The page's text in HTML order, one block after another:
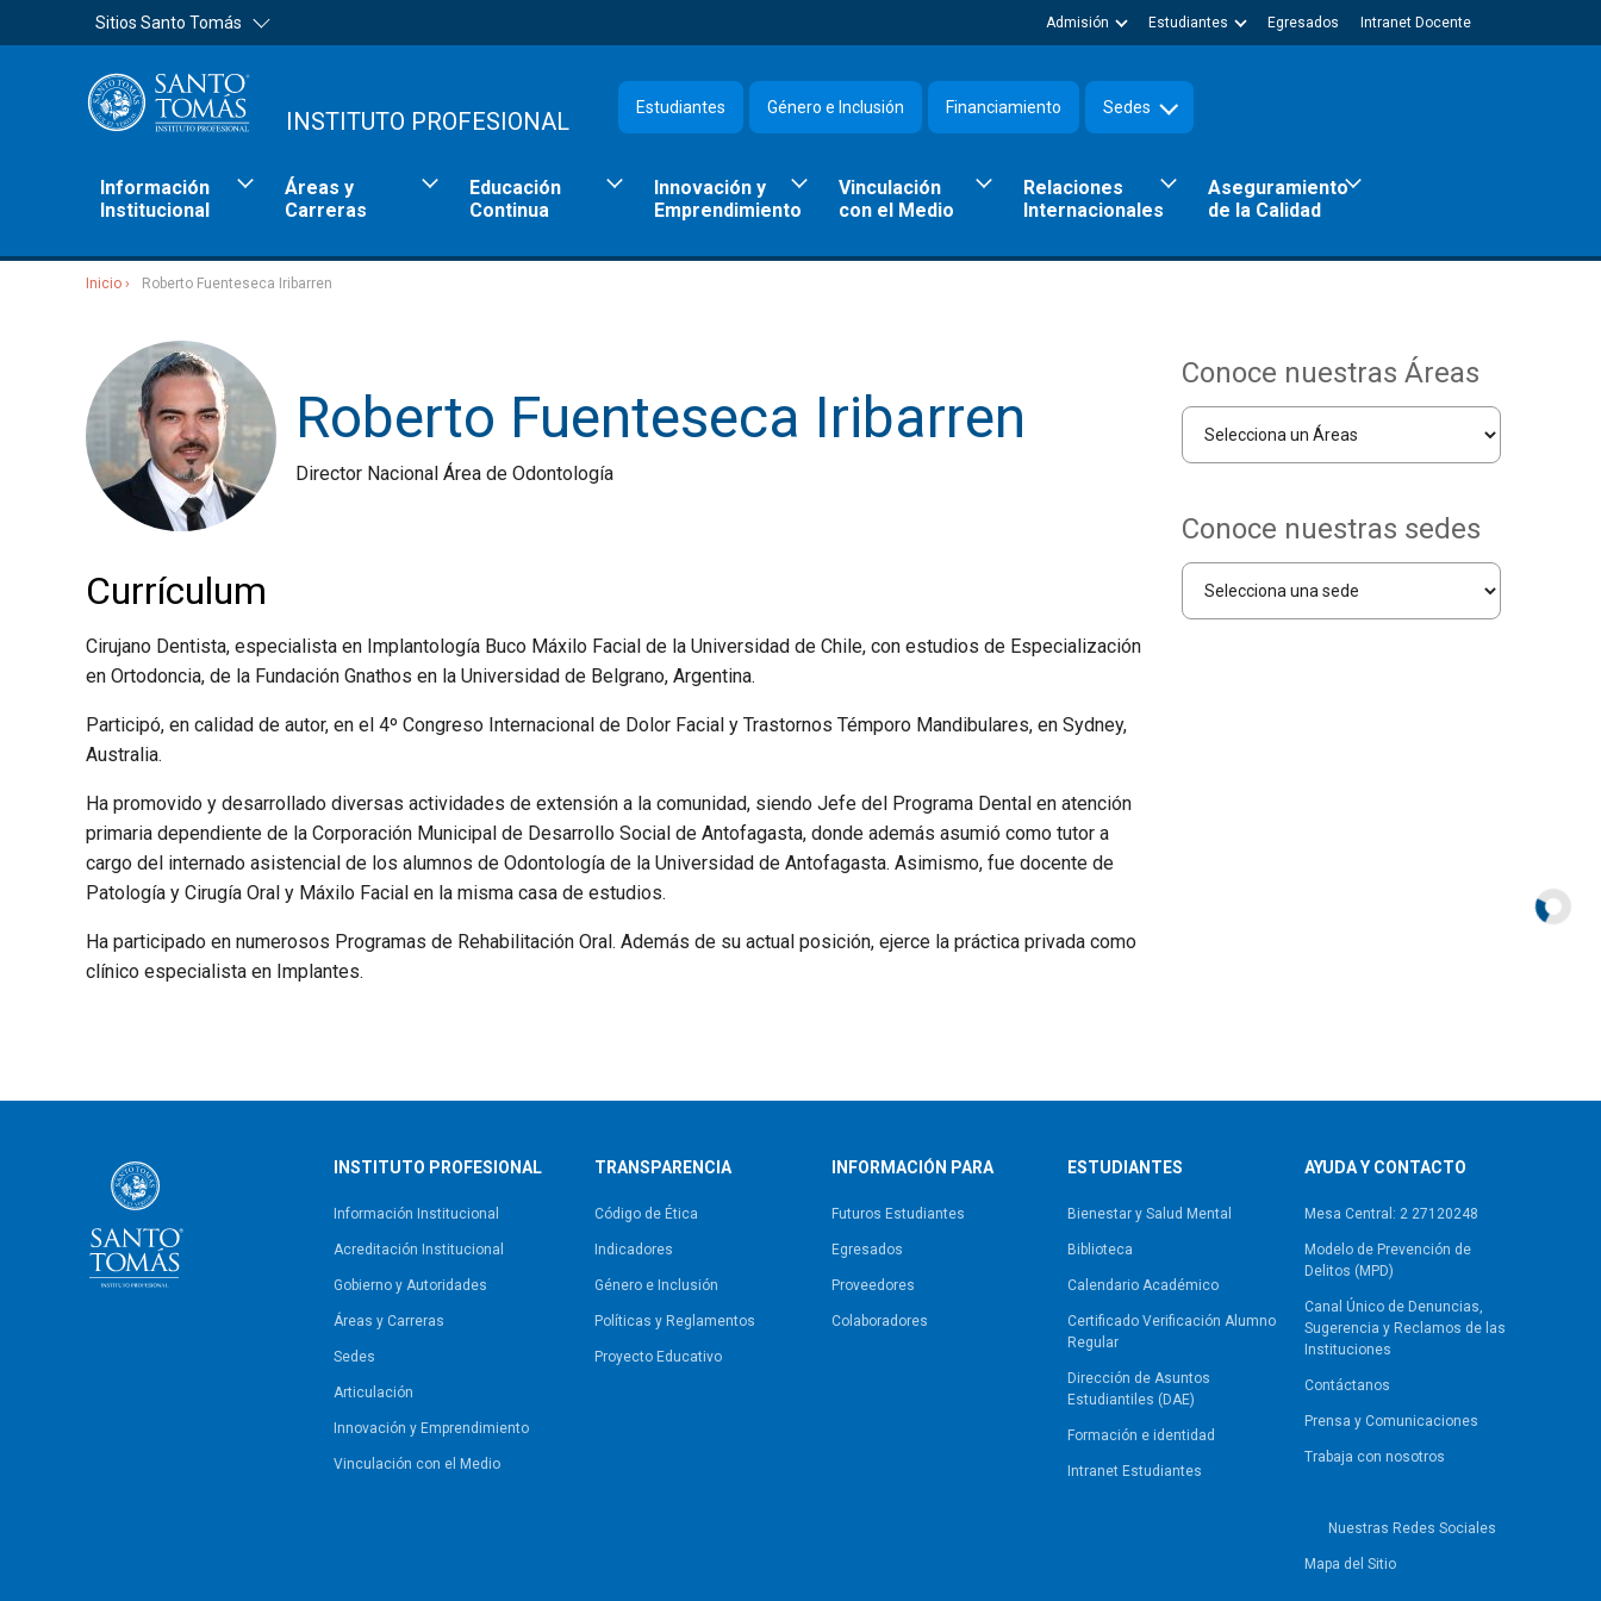
Sitios Santo Tomás Intranet Docente
Egresados
Estudiantes
Admisión
Estudiantes Género e Inclusión Financiamiento Sedes
INSTITUTO PROFESIONAL
Información
Institucional
Áreas y
Carreras
Educación
Continua
Innovación y
Emprendimiento
Vinculación
con el Medio
Relaciones
Internacionales
Aseguramiento
de la Calidad
Inicio Roberto Fuenteseca Iribarren
Roberto Fuenteseca Iribarren
Director Nacional Área de Odontología
Currículum
Cirujano Dentista, especialista en Implantología Buco Máxilo Facial de la Universidad de Chile, con estudios de Especialización
en Ortodoncia, de la Fundación Gnathos en la Universidad de Belgrano, Argentina.
Participó, en calidad de autor, en el 4º Congreso Internacional de Dolor Facial y Trastornos Témporo Mandibulares, en Sydney,
Australia.
Ha promovido y desarrollado diversas actividades de extensión a la comunidad, siendo Jefe del Programa Dental en atención
primaria dependiente de la Corporación Municipal de Desarrollo Social de Antofagasta, donde además asumió como tutor a
cargo del internado asistencial de los alumnos de Odontología de la Universidad de Antofagasta. Asimismo, fue docente de
Patología y Cirugía Oral y Máxilo Facial en la misma casa de estudios.
Ha participado en numerosos Programas de Rehabilitación Oral. Además de su actual posición, ejerce la práctica privada como
clínico especialista en Implantes.
Conoce nuestras Áreas
Conoce nuestras sedes
INSTITUTO PROFESIONAL
Información Institucional
Acreditación Institucional
Gobierno y Autoridades​
Áreas y Carreras
Sedes
Articulación
Innovación y Emprendimiento
Vinculación con el Medio
TRANSPARENCIA
Código de Ética
Indicadores
Género e Inclusión
Políticas y Reglamentos​
Proyecto Educativo
INFORMACIÓN PARA
Futuros Estudiantes
Egresados
Proveedores
Colaboradores
ESTUDIANTES
Bienestar y Salud Mental
Biblioteca
Calendario Académico
Certificado Verificación Alumno
Regular
Dirección de Asuntos
Estudiantiles (DAE)
Formación e identidad
Intranet Estudiantes
AYUDA Y CONTACTO
Mesa Central: 2 27120248
Modelo de Prevención de
Delitos (MPD)
Canal Único de Denuncias,
Sugerencia y Reclamos de las
Instituciones
Contáctanos
Prensa y Comunicaciones
Trabaja con nosotros
Nuestras Redes Sociales
Mapa del Sitio